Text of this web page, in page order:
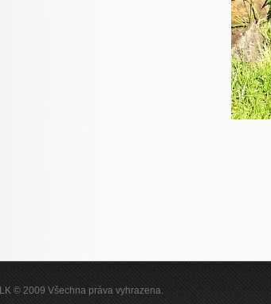
LK © 2009 Všechna práva vyhrazena.